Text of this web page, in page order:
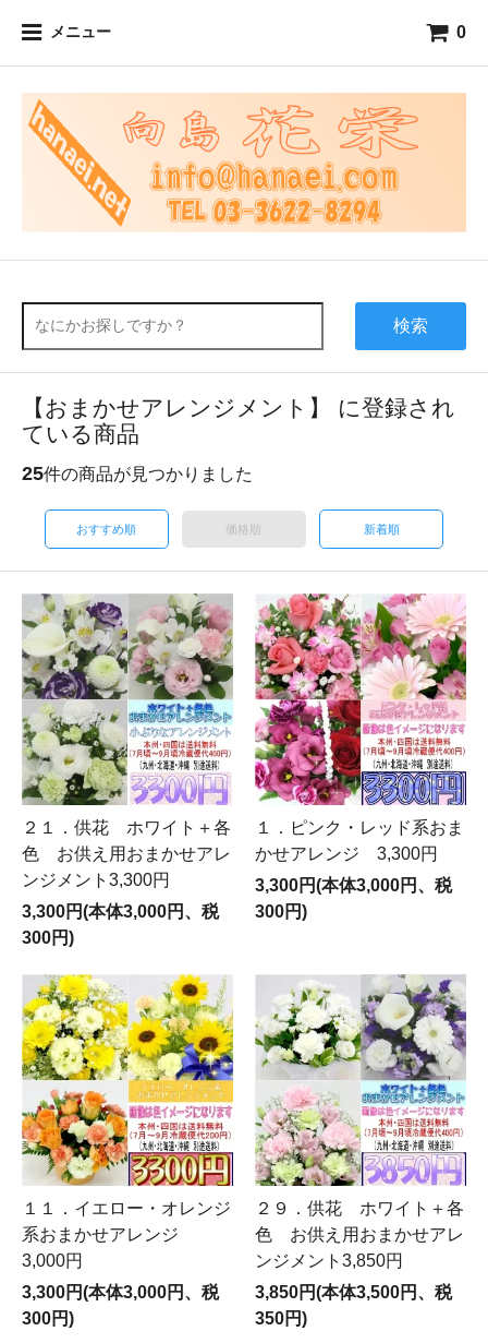
メニュー 0
検索
【おまかせアレンジメント】 に登録され
ている商品
25件の商品が見つかりました
おすすめ順 価格順 新着順
２１．供花 ホワイト＋各
色 お供え用おまかせアレ
ンジメント3,300円
3,300円(本体3,000円、税
300円)
１．ピンク・レッド系おま
かせアレンジ 3,300円
3,300円(本体3,000円、税
300円)
１１．イエロー・オレンジ
系おまかせアレンジ
3,000円
3,300円(本体3,000円、税
300円)
２９．供花 ホワイト＋各
色 お供え用おまかせアレ
ンジメント3,850円
3,850円(本体3,500円、税
350円)